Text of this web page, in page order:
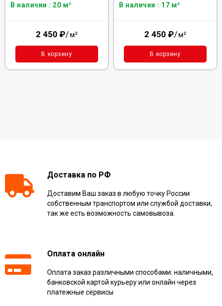
В наличии : 20 м²
2 450 ₽/м²
В корзину
В наличии : 17 м²
2 450 ₽/м²
В корзину
Доставка по РФ
Доставим Ваш заказ в любую точку России
собственным транспортом или службой доставки,
так же есть возможность самовывоза.
Оплата онлайн
Оплата заказ различными способами: наличными,
банковской картой курьеру или онлайн через
платежные сервисы